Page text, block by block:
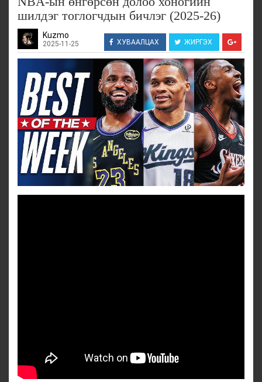
шилдэг тоглогчдын бичлэг (2025-26)
Kuzmo
2025-11-25 ХУВААЛЦАХ ЖИРГЭХ